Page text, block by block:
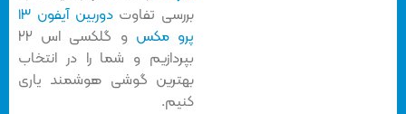
بررسی تفاوت
دوربین آیفون ۱۳
پرو مکس
و گلکسی اس ۲۲
بپردازیم و شما را در انتخاب
بهترین گوشی هوشمند یاری
کنیم.